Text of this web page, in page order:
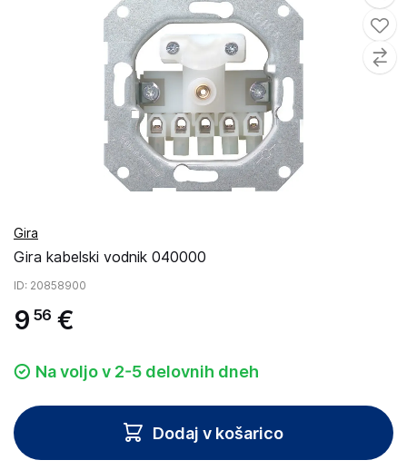
Gira
Gira kabelski vodnik 040000
ID: 20858900
9 56 €
Na voljo v 2-5 delovnih dneh
Dodaj v košarico